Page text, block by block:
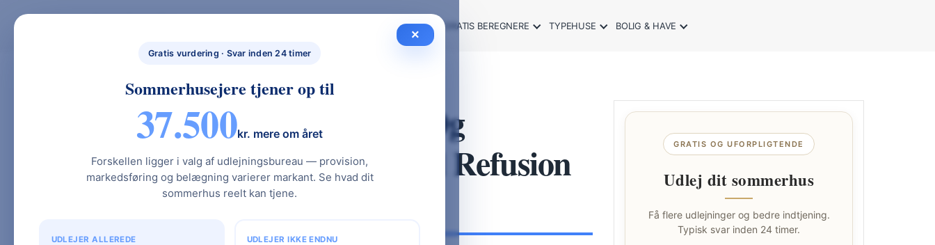
×
Gratis vurdering · Svar inden 24 timer
Sommerhusejere tjener op til
37.500kr. mere om året
Forskellen ligger i valg af udlejningsbureau — provision,
markedsføring og belægning varierer markant. Se hvad dit
sommerhus reelt kan tjene.
UDLEJER ALLEREDE UDLEJER IKKE ENDNU
NYBYGGET
SOMMERHUS GUIDE 2026 GRATIS BEREGNERE TYPEHUSE BOLIG & HAVE
Power Fuel – Enkel Strøm Og
Økonomisk Opladning Med Refusion
Og Ladebokse
GRATIS OG UFORPLIGTENDE
Udlej dit sommerhus
Få flere udlejninger og bedre indtjening.
Typisk svar inden 24 timer.